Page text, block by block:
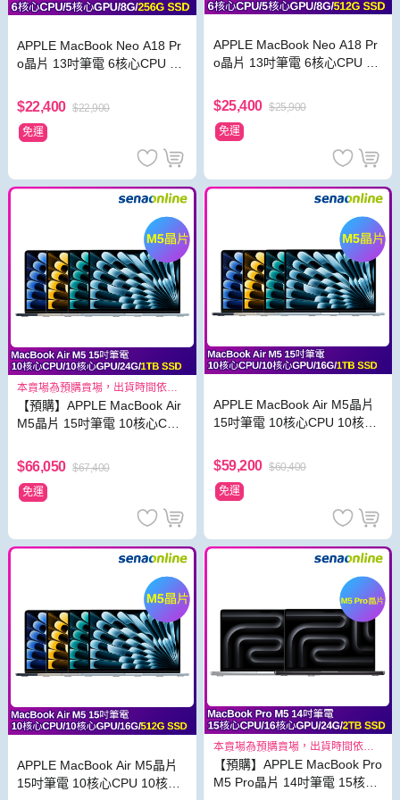
APPLE MacBook Neo A18 Pr
o晶片 13吋筆電 6核心CPU 5
$22,400 $22,900
免運
APPLE MacBook Neo A18 Pr
o晶片 13吋筆電 6核心CPU 5
$25,400 $25,900
免運
本賣場為預購賣場，出貨時間依照
原廠出貨狀況而定
【預購】APPLE MacBook Air
M5晶片 15吋筆電 10核心CPU
$66,050 $67,400
免運
APPLE MacBook Air M5晶片
15吋筆電 10核心CPU 10核心
$59,200 $60,400
免運
APPLE MacBook Air M5晶片
15吋筆電 10核心CPU 10核心
本賣場為預購賣場，出貨時間依照
原廠出貨狀況而定
【預購】APPLE MacBook Pro
M5 Pro晶片 14吋筆電 15核心